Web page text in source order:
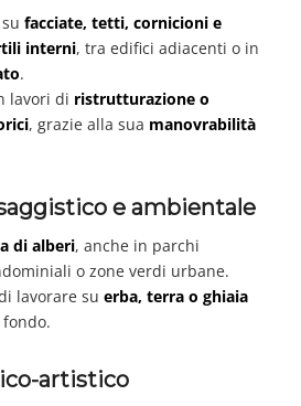
facciate, tetti, cornicioni e
interni, tra edifici adiacenti o in
.
lavori di ristrutturazione o
, grazie alla sua manovrabilità
e ambientale
di alberi, anche in parchi
o zone verdi urbane.
lavorare su erba, terra o ghiaia
artistico